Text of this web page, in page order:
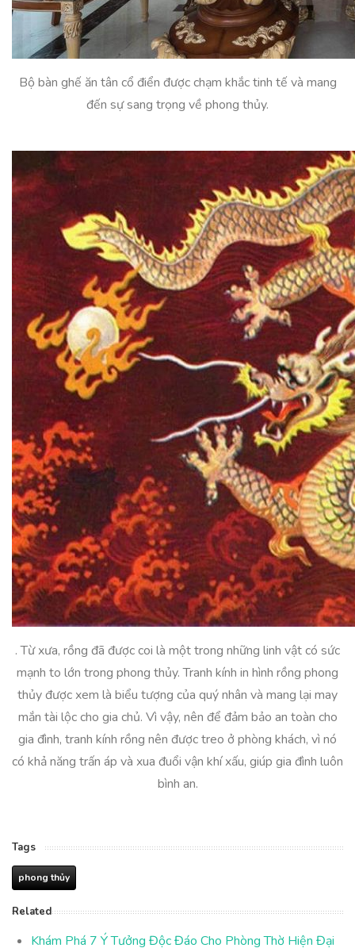
Bộ bàn ghế ăn tân cổ điển được chạm khắc tinh tế và mang
đến sự sang trọng về phong thủy.
. Từ xưa, rồng đã được coi là một trong những linh vật có sức
mạnh to lớn trong phong thủy. Tranh kính in hình rồng phong
thủy được xem là biểu tượng của quý nhân và mang lại may
mắn tài lộc cho gia chủ. Vì vậy, nên để đảm bảo an toàn cho
gia đình, tranh kính rồng nên được treo ở phòng khách, vì nó
có khả năng trấn áp và xua đuổi vận khí xấu, giúp gia đình luôn
bình an.
Tags
phong thủy
Related
Khám Phá 7 Ý Tưởng Độc Đáo Cho Phòng Thờ Hiện Đại